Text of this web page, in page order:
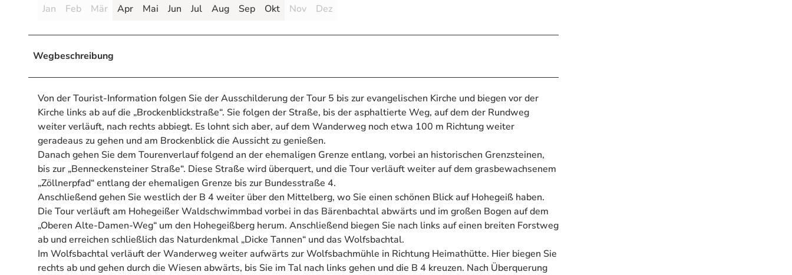
Jan Feb Mär Apr Mai Jun Jul Aug Sep Okt Nov Dez
Wegbeschreibung
Von der Tourist-Information folgen Sie der Ausschilderung der Tour 5 bis zur evangelischen Kirche und biegen vor der
Kirche links ab auf die „Brockenblickstraße“. Sie folgen der Straße, bis der asphaltierte Weg, auf dem der Rundweg
weiter verläuft, nach rechts abbiegt. Es lohnt sich aber, auf dem Wanderweg noch etwa 100 m Richtung weiter
geradeaus zu gehen und am Brockenblick die Aussicht zu genießen.
Danach gehen Sie dem Tourenverlauf folgend an der ehemaligen Grenze entlang, vorbei an historischen Grenzsteinen,
bis zur „Benneckensteiner Straße“. Diese Straße wird überquert, und die Tour verläuft weiter auf dem grasbewachsenem
„Zöllnerpfad“ entlang der ehemaligen Grenze bis zur Bundesstraße 4.
Anschließend gehen Sie westlich der B 4 weiter über den Mittelberg, wo Sie einen schönen Blick auf Hohegeiß haben.
Die Tour verläuft am Hohegeißer Waldschwimmbad vorbei in das Bärenbachtal abwärts und im großen Bogen auf dem
„Oberen Alte-Damen-Weg“ um den Hohegeißberg herum. Anschließend biegen Sie nach links auf einen breiten Forstweg
ab und erreichen schließlich das Naturdenkmal „Dicke Tannen“ und das Wolfsbachtal.
Im Wolfsbachtal verläuft der Wanderweg weiter aufwärts zur Wolfsbachmühle in Richtung Heimathütte. Hier biegen Sie
rechts ab und gehen durch die Wiesen abwärts, bis Sie im Tal nach links gehen und die B 4 kreuzen. Nach Überquerung